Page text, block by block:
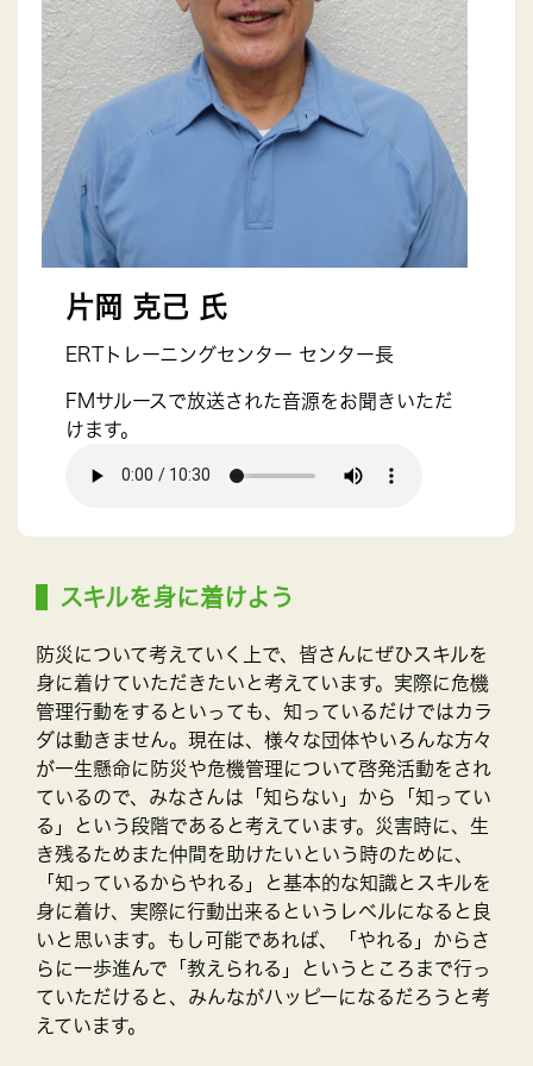
片岡 克己 氏
ERTトレーニングセンター センター長
FMサルースで放送された音源をお聞きいただ
けます。
スキルを身に着けよう
防災について考えていく上で、皆さんにぜひスキルを
身に着けていただきたいと考えています。実際に危機
管理行動をするといっても、知っているだけではカラ
ダは動きません。現在は、様々な団体やいろんな方々
が一生懸命に防災や危機管理について啓発活動をされ
ているので、みなさんは「知らない」から「知ってい
る」という段階であると考えています。災害時に、生
き残るためまた仲間を助けたいという時のために、
「知っているからやれる」と基本的な知識とスキルを
身に着け、実際に行動出来るというレベルになると良
いと思います。もし可能であれば、「やれる」からさ
らに一歩進んで「教えられる」というところまで行っ
ていただけると、みんながハッピーになるだろうと考
えています。